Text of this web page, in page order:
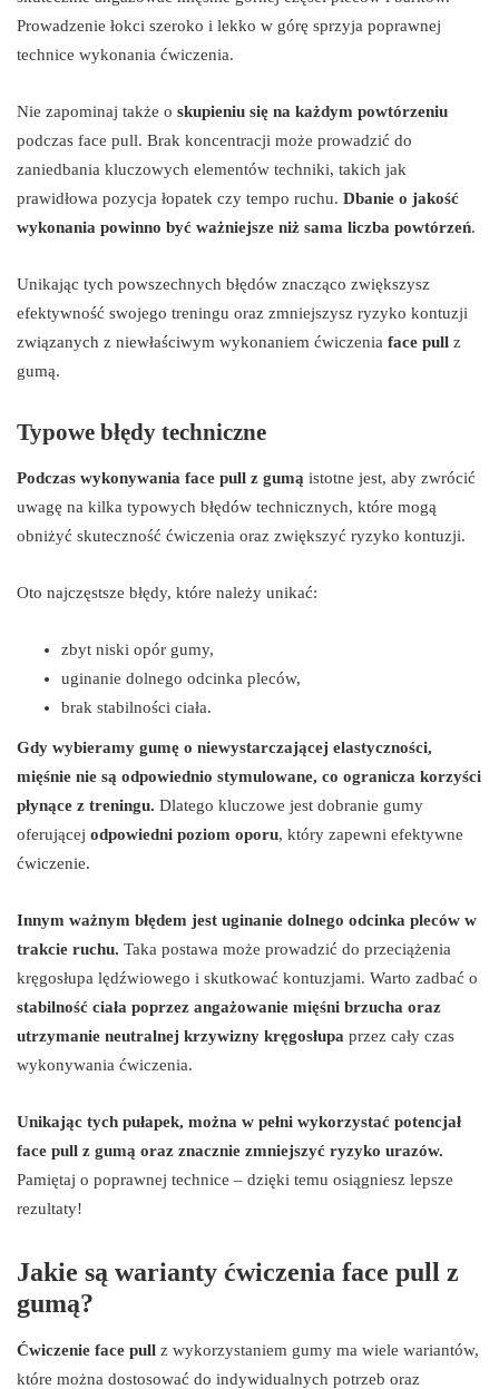
Prowadzenie łokci szeroko i lekko w górę sprzyja poprawnej
technice wykonania ćwiczenia.
Nie zapominaj także o skupieniu się na każdym powtórzeniu
podczas face pull. Brak koncentracji może prowadzić do
zaniedbania kluczowych elementów techniki, takich jak
prawidłowa pozycja łopatek czy tempo ruchu. Dbanie o jakość
wykonania powinno być ważniejsze niż sama liczba powtórzeń.
Unikając tych powszechnych błędów znacząco zwiększysz
efektywność swojego treningu oraz zmniejszysz ryzyko kontuzji
związanych z niewłaściwym wykonaniem ćwiczenia face pull z
gumą.
Typowe błędy techniczne
Podczas wykonywania face pull z gumą istotne jest, aby zwrócić
uwagę na kilka typowych błędów technicznych, które mogą
obniżyć skuteczność ćwiczenia oraz zwiększyć ryzyko kontuzji.
Oto najczęstsze błędy, które należy unikać:
zbyt niski opór gumy,
uginanie dolnego odcinka pleców,
brak stabilności ciała.
Gdy wybieramy gumę o niewystarczającej elastyczności,
mięśnie nie są odpowiednio stymulowane, co ogranicza korzyści
płynące z treningu. Dlatego kluczowe jest dobranie gumy
oferującej odpowiedni poziom oporu, który zapewni efektywne
ćwiczenie.
Innym ważnym błędem jest uginanie dolnego odcinka pleców w
trakcie ruchu. Taka postawa może prowadzić do przeciążenia
kręgosłupa lędźwiowego i skutkować kontuzjami. Warto zadbać o
stabilność ciała poprzez angażowanie mięśni brzucha oraz
utrzymanie neutralnej krzywizny kręgosłupa przez cały czas
wykonywania ćwiczenia.
Unikając tych pułapek, można w pełni wykorzystać potencjał
face pull z gumą oraz znacznie zmniejszyć ryzyko urazów.
Pamiętaj o poprawnej technice – dzięki temu osiągniesz lepsze
rezultaty!
Jakie są warianty ćwiczenia face pull z
gumą?
Ćwiczenie face pull z wykorzystaniem gumy ma wiele wariantów,
które można dostosować do indywidualnych potrzeb oraz